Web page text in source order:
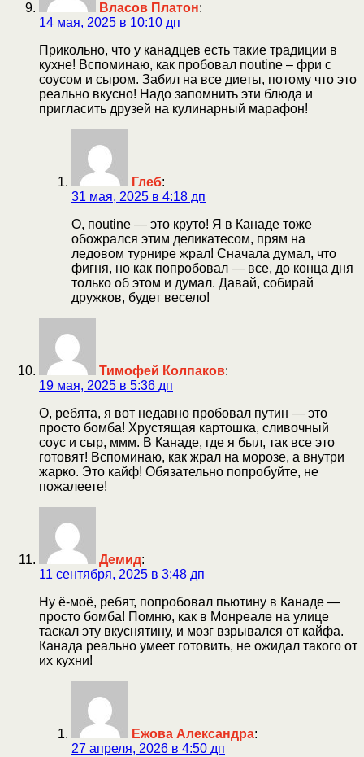
Власов Платон:
14 мая, 2025 в 10:10 дп
Прикольно, что у канадцев есть такие традиции в
кухне! Вспоминаю, как пробовал пoutine – фри с
соусом и сыром. Забил на все диеты, потому что это
реально вкусно! Надо запомнить эти блюда и
пригласить друзей на кулинарный марафон!
Глеб:
31 мая, 2025 в 4:18 дп
О, пoutine — это круто! Я в Канаде тоже
обожрался этим деликатесом, прям на
ледовом турнире жрал! Сначала думал, что
фигня, но как попробовал — все, до конца дня
только об этом и думал. Давай, собирай
дружков, будет весело!
Тимофей Колпаков:
19 мая, 2025 в 5:36 дп
О, ребята, я вот недавно пробовал путин — это
просто бомба! Хрустящая картошка, сливочный
соус и сыр, ммм. В Канаде, где я был, так все это
готовят! Вспоминаю, как жрал на морозе, а внутри
жарко. Это кайф! Обязательно попробуйте, не
пожалеете!
Демид:
11 сентября, 2025 в 3:48 дп
Ну ё-моё, ребят, попробовал пьютину в Канаде —
просто бомба! Помню, как в Монреале на улице
таскал эту вкуснятину, и мозг взрывался от кайфа.
Канада реально умеет готовить, не ожидал такого от
их кухни!
Ежова Александра:
27 апреля, 2026 в 4:50 дп